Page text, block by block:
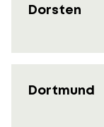
Dorsten
Dortmund